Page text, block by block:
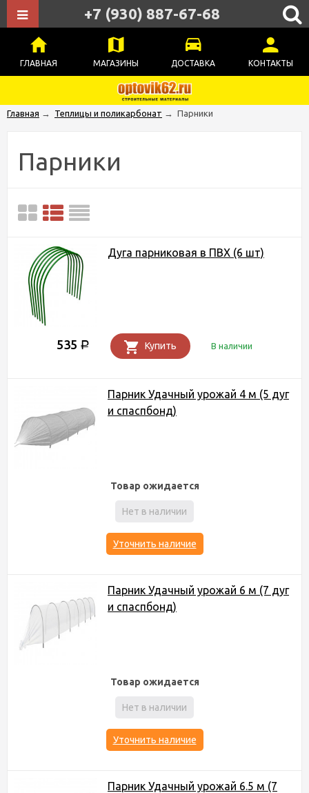
ГЛАВНАЯ МАГАЗИНЫ ДОСТАВКА КОНТАКТЫ
+7 (930) 887-67-68
Главная → Теплицы и поликарбонат → Парники
Парники
Дуга парниковая в ПВХ (6 шт)
535 Р Купить В наличии
Парник Удачный урожай 4 м (5 дуг
и спаспбонд)
Товар ожидается
Нет в наличии
Уточнить наличие
Парник Удачный урожай 6 м (7 дуг
и спаспбонд)
Товар ожидается
Нет в наличии
Уточнить наличие
Парник Удачный урожай 6.5 м (7